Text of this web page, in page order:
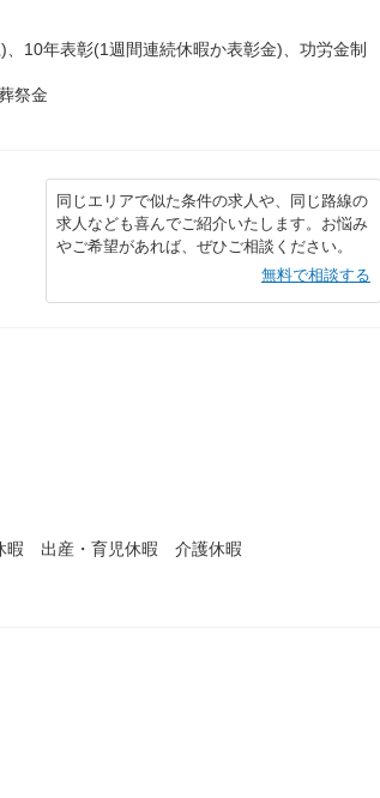
10年表彰(1週間連続休暇か表彰金)、功労金制
祭金
同じエリアで似た条件の求人や、同じ路線の
求人なども喜んでご紹介いたします。お悩み
やご希望があれば、ぜひご相談ください。
無料で相談する
出産・育児休暇 介護休暇